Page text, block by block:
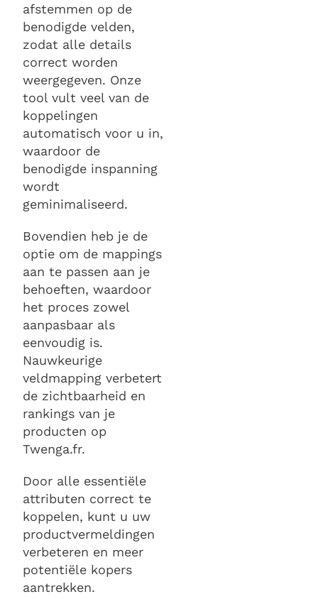
afstemmen op de
benodigde velden,
zodat alle details
correct worden
weergegeven. Onze
tool vult veel van de
koppelingen
automatisch voor u in,
waardoor de
benodigde inspanning
wordt
geminimaliseerd.
Bovendien heb je de
optie om de mappings
aan te passen aan je
behoeften, waardoor
het proces zowel
aanpasbaar als
eenvoudig is.
Nauwkeurige
veldmapping verbetert
de zichtbaarheid en
rankings van je
producten op
Twenga.fr.
Door alle essentiële
attributen correct te
koppelen, kunt u uw
productvermeldingen
verbeteren en meer
potentiële kopers
aantrekken.